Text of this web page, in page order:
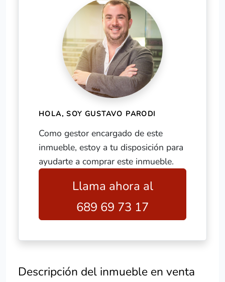
HOLA, SOY GUSTAVO PARODI
Como gestor encargado de este
inmueble, estoy a tu disposición para
ayudarte a comprar este inmueble.
Llama ahora al
689 69 73 17
Descripción del inmueble en venta